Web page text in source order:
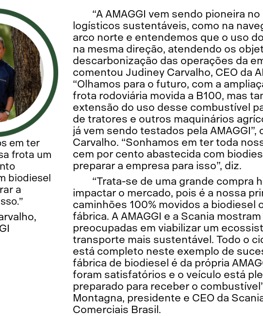
em ter
frota um
biodiesel
a
“A AMAGGI vem sendo pioneira
logísticos sustentáveis, como na
arco norte e entendemos que o uso
na mesma direção, atendendo os
descarbonização das operações da
comentou Judiney Carvalho, CEO da
“Olhamos para o futuro, com a
frota rodoviária movida a B100, mas
extensão do uso desse combustível
de tratores e outros maquinários
já vem sendo testados pela AMAGGI”,
Carvalho. “Sonhamos em ter toda
cem por cento abastecida com
preparar a empresa para isso”, diz.
“Trata-se de uma grande compra
impactar o mercado, pois é a nossa
caminhões 100% movidos a biodiesel
fábrica. A AMAGGI e a Scania
preocupadas em viabilizar um
transporte mais sustentável. Todo o
está completo neste exemplo de
fábrica de biodiesel é da própria
foram satisfatórios e o veículo está
preparado para receber o
Montagna, presidente e CEO da
Comerciais Brasil.